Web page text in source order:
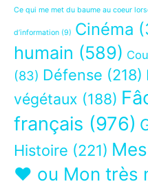
Ce qui me met du baume au coeur
d’information (9) Cinéma
humain (589)
(83) Défense (218)
végétaux (188)
français (976)
Histoire (221)
❤ ou Mon très